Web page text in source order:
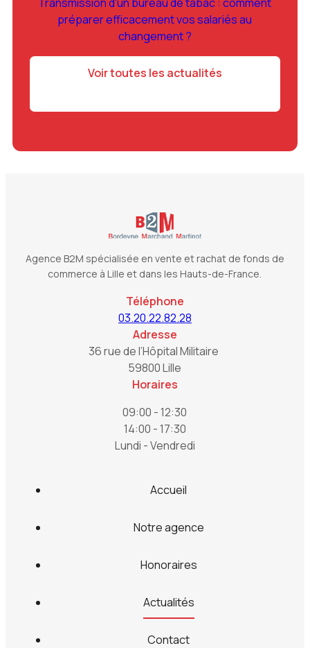
préparer efficacement vos salariés au
changement ?
Voir toutes les actualités
Agence B2M spécialisée en vente et rachat de fonds de
commerce à Lille et dans les Hauts-de-France.
Téléphone
03.20.22.82.28
Adresse
36 rue de l’Hôpital Militaire
59800 Lille
Horaires
09:00 - 12:30
14:00 - 17:30
Lundi - Vendredi
Accueil
Notre agence
Honoraires
Actualités
Contact